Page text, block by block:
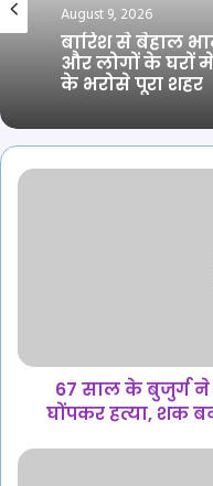
August 9, 2026
बारिश से बेहाल
और लोगों के घरों में
के भरोसे पूरा शहर
67
प्रेमिका
हत्या,
67 साल के बुजुर्ग ने
घोंपकर हत्या, शक
हाईकोर्ट